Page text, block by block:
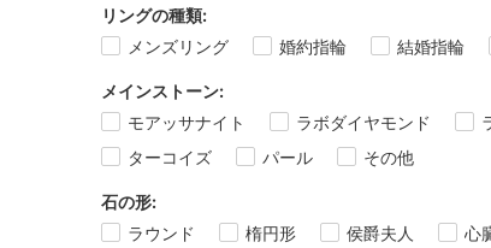
リングの種類:
メンズリング
婚約指輪 結婚指輪
メインストーン:
モアッサナイト
ラボダイヤモンド
ターコイズ
パール その他
石の形:
ラウンド
楕円形 侯爵夫人 心